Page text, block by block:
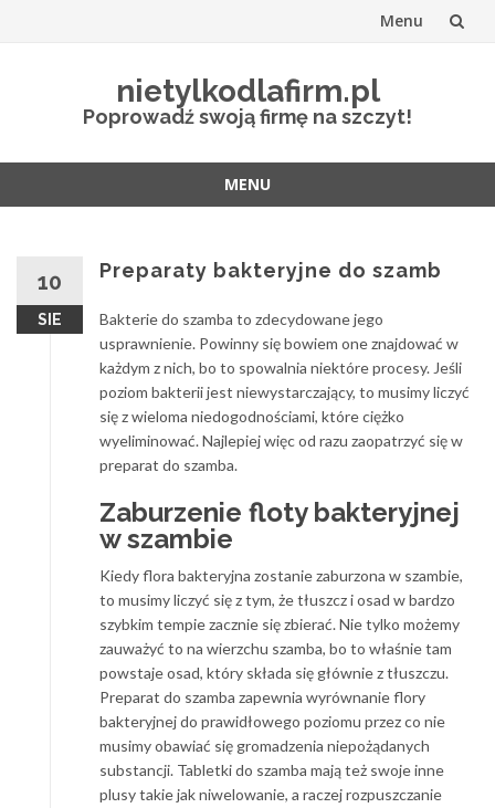
Menu
nietylkodlafirm.pl
Poprowadź swoją firmę na szczyt!
MENU
10
SIE
Preparaty bakteryjne do szamb
Bakterie do szamba to zdecydowane jego
usprawnienie. Powinny się bowiem one znajdować w
każdym z nich, bo to spowalnia niektóre procesy. Jeśli
poziom bakterii jest niewystarczający, to musimy liczyć
się z wieloma niedogodnościami, które ciężko
wyeliminować. Najlepiej więc od razu zaopatrzyć się w
preparat do szamba.
Zaburzenie floty bakteryjnej
w szambie
Kiedy flora bakteryjna zostanie zaburzona w szambie,
to musimy liczyć się z tym, że tłuszcz i osad w bardzo
szybkim tempie zacznie się zbierać. Nie tylko możemy
zauważyć to na wierzchu szamba, bo to właśnie tam
powstaje osad, który składa się głównie z tłuszczu.
Preparat do szamba zapewnia wyrównanie flory
bakteryjnej do prawidłowego poziomu przez co nie
musimy obawiać się gromadzenia niepożądanych
substancji. Tabletki do szamba mają też swoje inne
plusy takie jak niwelowanie, a raczej rozpuszczanie